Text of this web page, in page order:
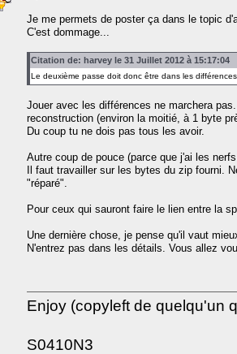
Je me permets de poster ça dans le topic
C'est dommage...
Citation de: harvey le 31 Juillet 2012 à 15:17:04
Le deuxième passe doit donc être dans les
Jouer avec les différences ne marchera
reconstruction (environ la moitié, à 1 byte
Du coup tu ne dois pas tous les avoir.
Autre coup de pouce (parce que j'ai les
Il faut travailler sur les bytes du zip fourni.
"réparé".
Pour ceux qui sauront faire le lien entre la
Une dernière chose, je pense qu'il vaut
N'entrez pas dans les détails. Vous allez
Enjoy (copyleft de quelqu'un
S0410N3